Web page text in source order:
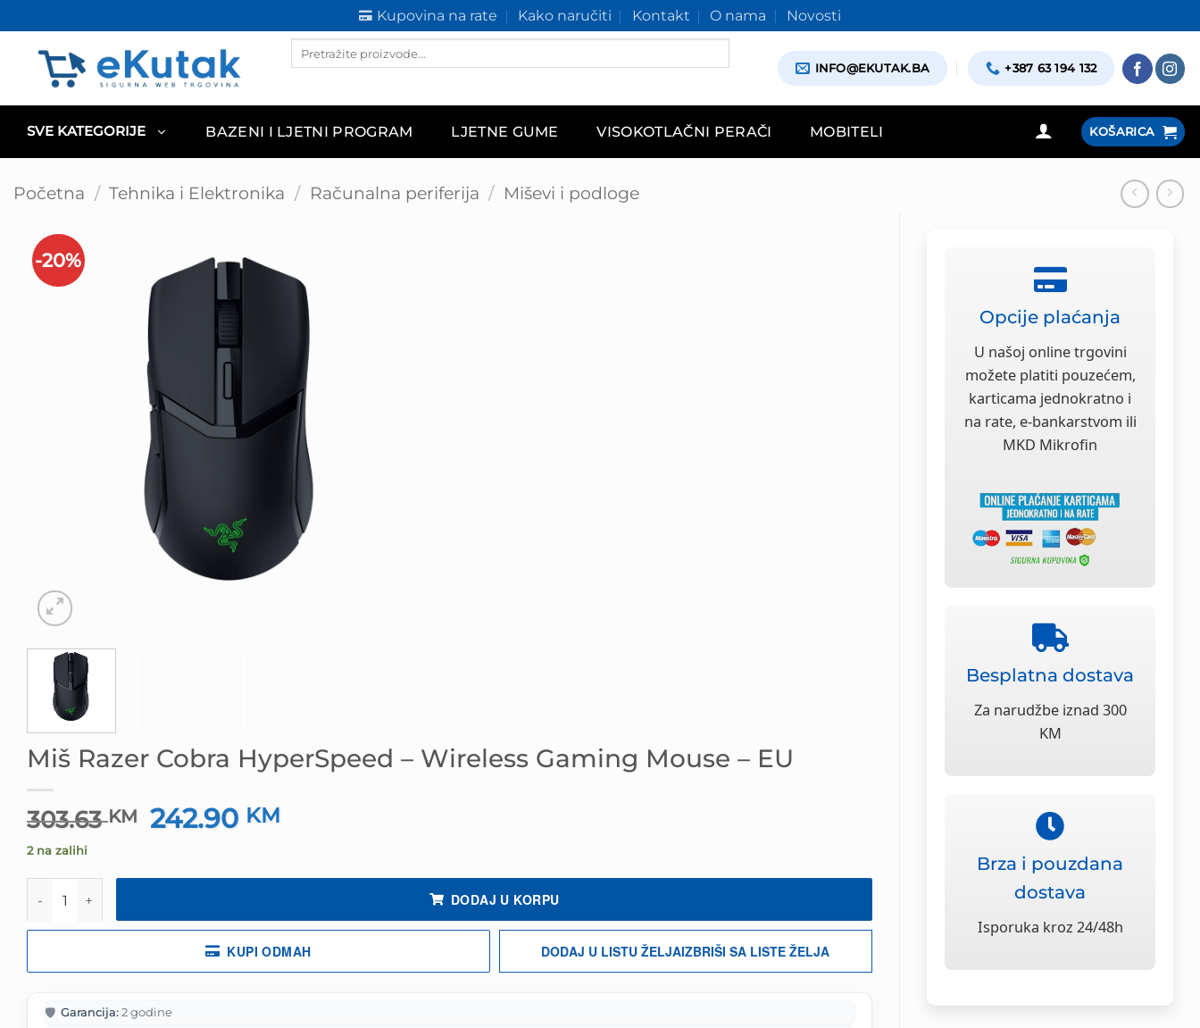
to
content
Kupovina na rate Kako naručiti Kontakt O nama Novosti
Products
INFO@EKUTAK.BA +387 63 194 132
SVE KATEGORIJE BAZENI I LJETNI PROGRAM LJETNE GUME VISOKOTLAČNI PERAČI MOBITELI KOŠARICA
Početna / Tehnika i Elektronika / Računalna periferija / Miševi i podloge
Opcije plaćanja
U našoj online trgovini
možete platiti pouzećem,
karticama jednokratno i
na rate, e-bankarstvom ili
MKD Mikrofin
Besplatna dostava
Za narudžbe iznad 300
KM
Brza i pouzdana
dostava
Isporuka kroz 24/48h
-20%
Miš Razer Cobra HyperSpeed – Wireless Gaming Mouse – EU
303.63KM
Izvorna
cijena
je:
242.90 KM
242.90 KM.
2 na zalihi
DODAJ U KORPU
KUPI ODMAH DODAJ U LISTU ŽELJAIZBRIŠI SA LISTE ŽELJA
🛡️ Garancija:2 godine